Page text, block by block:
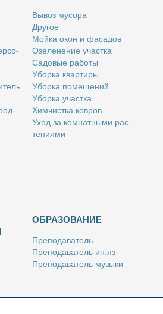
Вы­воз му­со­ра
Дру­гое
Мой­ка окон и фа­са­дов
Озе­ле­не­ние участ­ка
Са­до­вые ра­бо­ты
Убор­ка квар­ти­ры
Убор­ка по­ме­ще­ний
Убор­ка участ­ка
Хим­чист­ка ков­ров
Уход за ком­нат­ны­ми рас­
те­ни­я­ми
ОБРАЗОВАНИЕ
Пре­по­да­ва­тель
Пре­по­да­ва­тель ин.яз
Пре­по­да­ва­тель му­зы­ки